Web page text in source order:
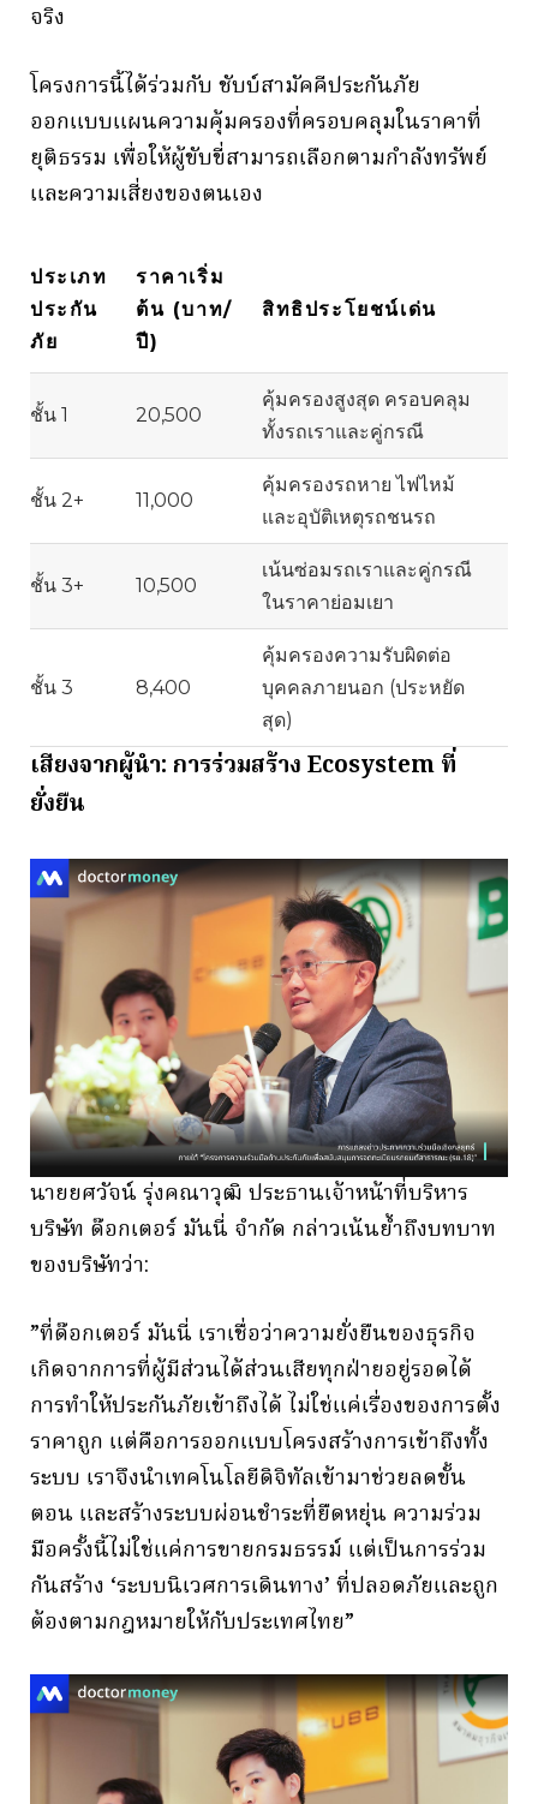
จริง
โครงการนี้ได้ร่วมกับ ชับบ์สามัคคีประกันภัย
ออกแบบแผนความคุ้มครองที่ครอบคลุมในราคาที่
ยุติธรรม เพื่อให้ผู้ขับขี่สามารถเลือกตามกำลังทรัพย์
และความเสี่ยงของตนเอง
ประเภท
ประกัน
ภัย
ราคาเริ่ม
ต้น (บาท/
ปี)
สิทธิประโยชน์เด่น
ชั้น 1 20,500
คุ้มครองสูงสุด ครอบคลุม
ทั้งรถเราและคู่กรณี
ชั้น 2+ 11,000
คุ้มครองรถหาย ไฟไหม้
และอุบัติเหตุรถชนรถ
ชั้น 3+ 10,500
เน้นซ่อมรถเราและคู่กรณี
ในราคาย่อมเยา
ชั้น 3 8,400
คุ้มครองความรับผิดต่อ
บุคคลภายนอก (ประหยัด
สุด)
เสียงจากผู้นำ: การร่วมสร้าง Ecosystem ที่
ยั่งยืน
นายยศวัจน์ รุ่งคณาวุฒิ ประธานเจ้าหน้าที่บริหาร
บริษัท ด๊อกเตอร์ มันนี่ จำกัด กล่าวเน้นย้ำถึงบทบาท
ของบริษัทว่า:
⁠”ที่ด๊อกเตอร์ มันนี่ เราเชื่อว่าความยั่งยืนของธุรกิจ
เกิดจากการที่ผู้มีส่วนได้ส่วนเสียทุกฝ่ายอยู่รอดได้
การทำให้ประกันภัยเข้าถึงได้ ไม่ใช่แค่เรื่องของการตั้ง
ราคาถูก แต่คือการออกแบบโครงสร้างการเข้าถึงทั้ง
ระบบ เราจึงนำเทคโนโลยีดิจิทัลเข้ามาช่วยลดขั้น
ตอน และสร้างระบบผ่อนชำระที่ยืดหยุ่น ความร่วม
มือครั้งนี้ไม่ใช่แค่การขายกรมธรรม์ แต่เป็นการร่วม
กันสร้าง ‘ระบบนิเวศการเดินทาง’ ที่ปลอดภัยและถูก
ต้องตามกฎหมายให้กับประเทศไทย”